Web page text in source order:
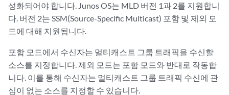
성화되어야 합니다. Junos OS는 MLD 버전 1과 2를 지원합니
다. 버전 2는 SSM(Source-Specific Multicast) 포함 및 제외 모
드에 대해 지원됩니다.
포함 모드에서 수신자는 멀티캐스트 그룹 트래픽을 수신할
소스를 지정합니다. 제외 모드는 포함 모드와 반대로 작동합
니다. 이를 통해 수신자는 멀티캐스트 그룹 트래픽 수신에 관
심이 없는 소스를 지정할 수 있습니다.